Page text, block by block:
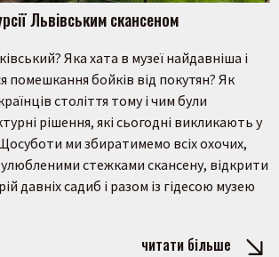
Львівським скансеном
Яка хата в музеї найдавніша і
помешкання бойків від покутян? Як
століття тому і чим були
рішення, які сьогодні викликають у
ми збиратимемо всіх охочих,
стежками скансену, відкрити
давніх садиб і разом із гідесою музею
читати більше